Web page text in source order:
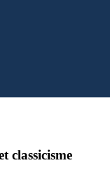
classicisme